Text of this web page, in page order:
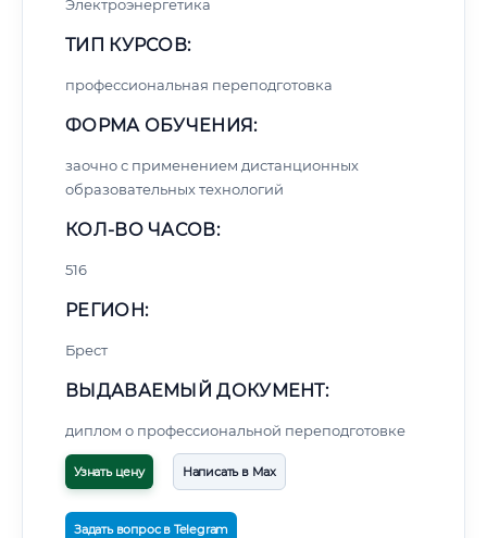
Электроэнергетика
ТИП КУРСОВ:
профессиональная переподготовка
ФОРМА ОБУЧЕНИЯ:
заочно с применением дистанционных
образовательных технологий
КОЛ-ВО ЧАСОВ:
516
РЕГИОН:
Брест
ВЫДАВАЕМЫЙ ДОКУМЕНТ:
диплом о профессиональной переподготовке
Узнать цену Написать в Max
Задать вопрос в Telegram